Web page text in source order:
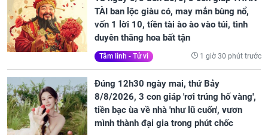
TÀI ban lộc giàu có, may mắn bùng nổ,
vốn 1 lời 10, tiền tài ào ào vào túi, tình
duyên thăng hoa bất tận
Tâm linh - Tử vi 1 giờ 30 phút trước
Đúng 12h30 ngày mai, thứ Bảy
8/8/2026, 3 con giáp 'rơi trúng hố vàng',
tiền bạc ùa về nhà 'như lũ cuốn', vươn
mình thành đại gia trong phút chốc